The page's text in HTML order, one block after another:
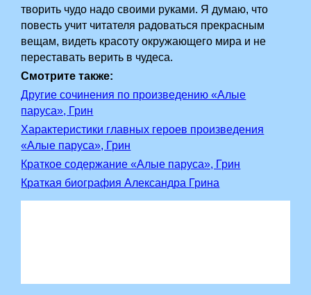
творить чудо надо своими руками. Я думаю, что
повесть учит читателя радоваться прекрасным
вещам, видеть красоту окружающего мира и не
переставать верить в чудеса.
Смотрите также:
Другие сочинения по произведению «Алые
паруса», Грин
Характеристики главных героев произведения
«Алые паруса», Грин
Краткое содержание «Алые паруса», Грин
Краткая биография Александра Грина